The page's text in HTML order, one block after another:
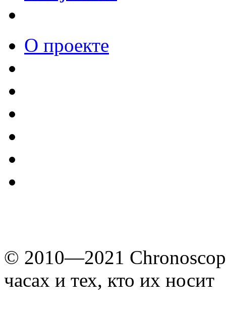
О проекте
© 2010—2021
часах и тех, кто их носит